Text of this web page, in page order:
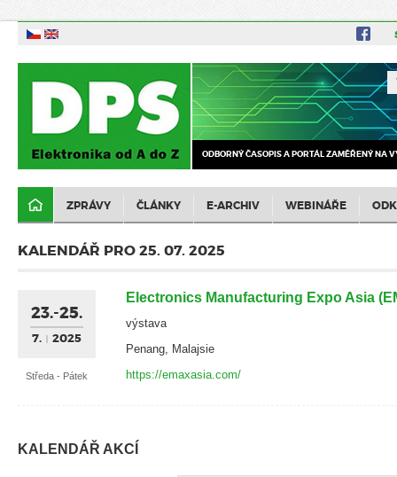
ODBORNÝ ČASOPIS A PORTÁL ZAMĚŘENÝ NA
ZPRÁVY ČLÁNKY E-ARCHIV WEBINÁŘE
KALENDÁŘ PRO 25. 07. 2025
23.-25.
7. 2025
Středa - Pátek
Electronics Manufacturing Expo Asia
výstava
Penang, Malajsie
https://emaxasia.com/
KALENDÁŘ AKCÍ